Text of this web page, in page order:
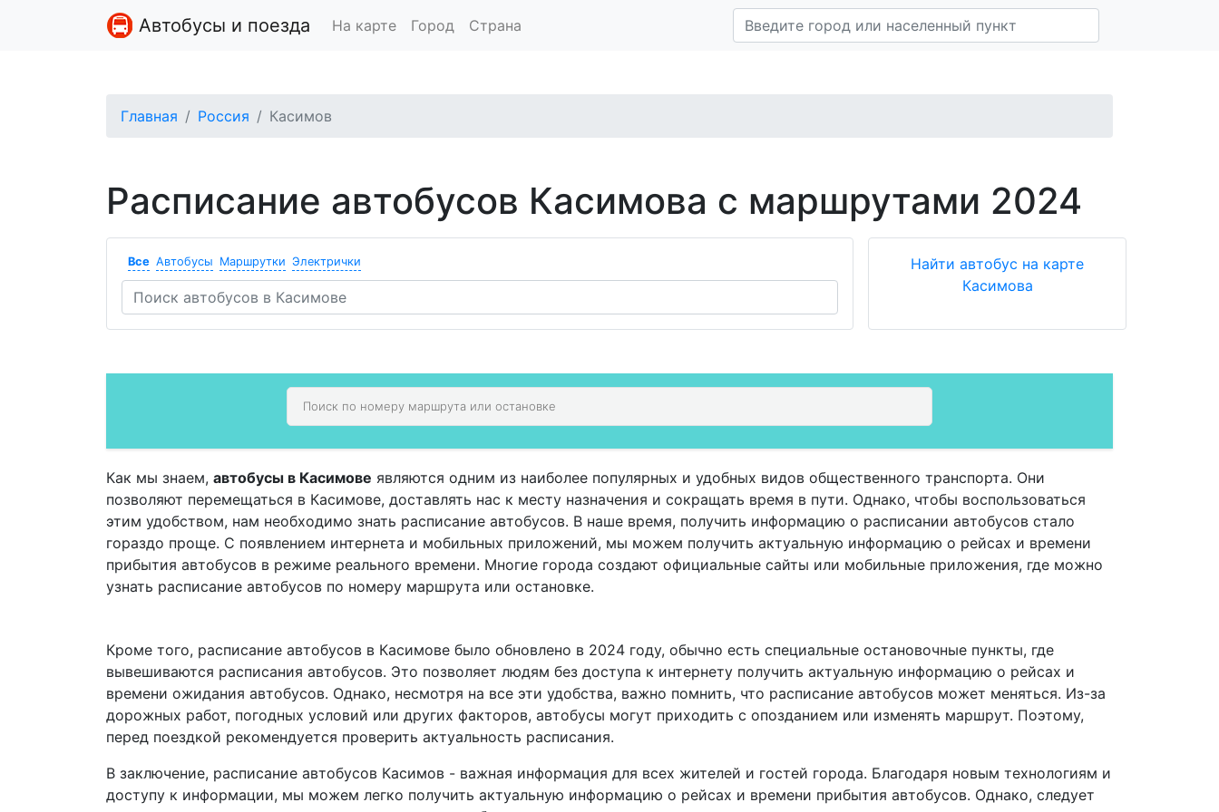
Автобусы и поезда На карте Город Страна
Главная Россия Касимов
Расписание автобусов Касимова с маршрутами 2024
Все Автобусы Маршрутки Электрички
Найти автобус на карте
Касимова
Как мы знаем, автобусы в Касимове являются одним из наиболее популярных и удобных видов общественного транспорта. Они
позволяют перемещаться в Касимове, доставлять нас к месту назначения и сокращать время в пути. Однако, чтобы воспользоваться
этим удобством, нам необходимо знать расписание автобусов. В наше время, получить информацию о расписании автобусов стало
гораздо проще. С появлением интернета и мобильных приложений, мы можем получить актуальную информацию о рейсах и времени
прибытия автобусов в режиме реального времени. Многие города создают официальные сайты или мобильные приложения, где можно
узнать расписание автобусов по номеру маршрута или остановке.
Кроме того, расписание автобусов в Касимове было обновлено в 2024 году, обычно есть специальные остановочные пункты, где
вывешиваются расписания автобусов. Это позволяет людям без доступа к интернету получить актуальную информацию о рейсах и
времени ожидания автобусов. Однако, несмотря на все эти удобства, важно помнить, что расписание автобусов может меняться. Из-за
дорожных работ, погодных условий или других факторов, автобусы могут приходить с опозданием или изменять маршрут. Поэтому,
перед поездкой рекомендуется проверить актуальность расписания.
В заключение, расписание автобусов Касимов - важная информация для всех жителей и гостей города. Благодаря новым технологиям и
доступу к информации, мы можем легко получить актуальную информацию о рейсах и времени прибытия автобусов. Однако, следует